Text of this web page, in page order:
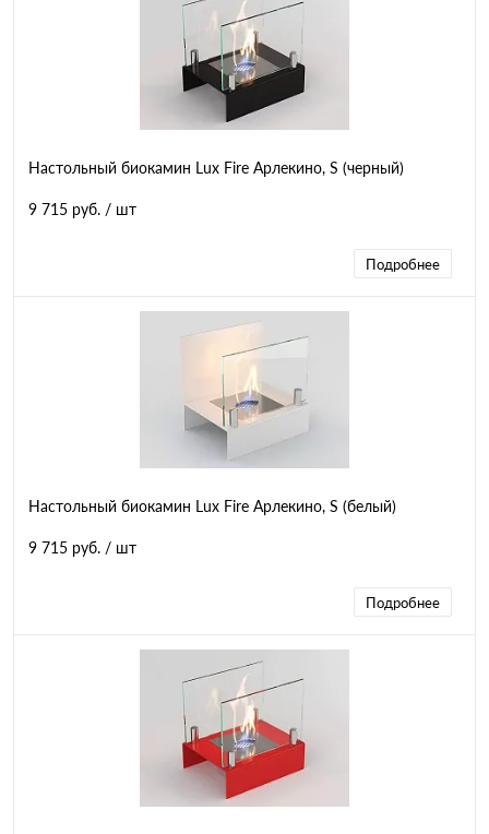
Настольный биокамин Lux Fire Арлекино, S (черный)
9 715 руб. / шт
Подробнее
Настольный биокамин Lux Fire Арлекино, S (белый)
9 715 руб. / шт
Подробнее